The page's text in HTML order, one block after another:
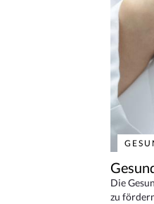
Die
zu